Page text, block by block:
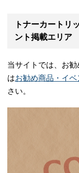
トナーカートリ
ント掲載エリア
当サイトでは、お
はお勧め商品・イ
さい。